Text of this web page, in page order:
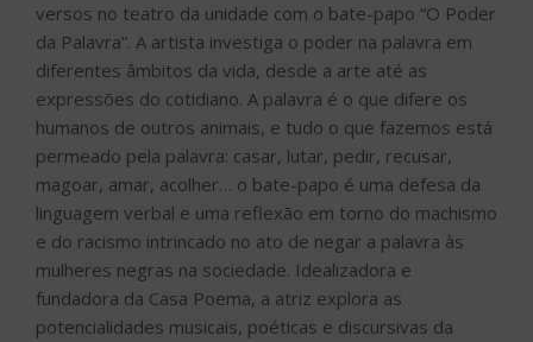
versos no teatro da unidade com o bate-papo “O Poder
da Palavra”. A artista investiga o poder na palavra em
diferentes âmbitos da vida, desde a arte até as
expressões do cotidiano. A palavra é o que difere os
humanos de outros animais, e tudo o que fazemos está
permeado pela palavra: casar, lutar, pedir, recusar,
magoar, amar, acolher… o bate-papo é uma defesa da
linguagem verbal e uma reflexão em torno do machismo
e do racismo intrincado no ato de negar a palavra às
mulheres negras na sociedade. Idealizadora e
fundadora da Casa Poema, a atriz explora as
potencialidades musicais, poéticas e discursivas da